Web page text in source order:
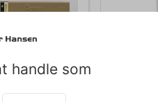
handle som
0,5MM H 12